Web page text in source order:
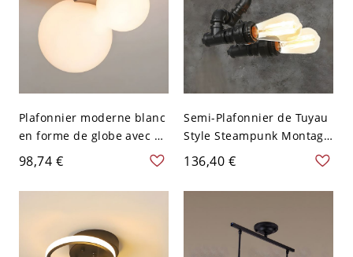
Plafonnier moderne blanc
en forme de globe avec 2
lumières pour le salon -
Noir 110 V-120 V
98,74 €
Semi-Plafonnier de Tuyau
Style Steampunk Montage
Semi-Encastré en Métal
Noir - 110 V-120 V Style 4
136,40 €